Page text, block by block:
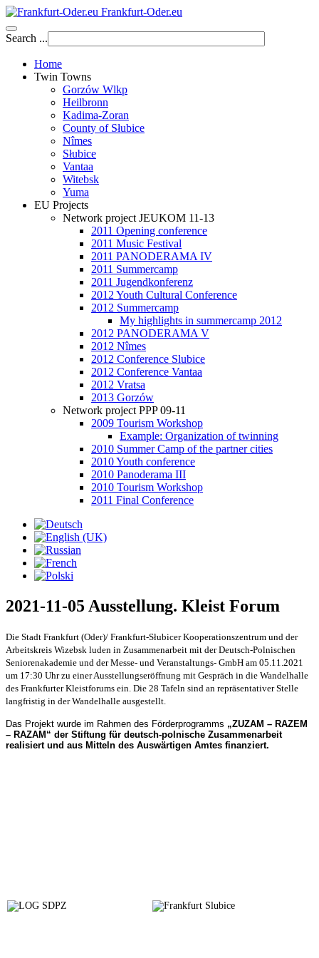
Frankfurt-Oder.eu
Search ...
Home
Twin Towns
Gorzów Wlkp
Heilbronn
Kadima-Zoran
County of Słubice
Nîmes
Słubice
Vantaa
Witebsk
Yuma
EU Projects
Network project JEUKOM 11-13
2011 Opening conference
2011 Music Festival
2011 PANODERAMA IV
2011 Summercamp
2011 Jugendkonferenz
2012 Youth Cultural Conference
2012 Summercamp
My highlights in summercamp 2012
2012 PANODERAMA V
2012 Nîmes
2012 Conference Slubice
2012 Conference Vantaa
2012 Vratsa
2013 Gorzów
Network project PPP 09-11
2009 Tourism Workshop
Example: Organization of twinning
2010 Summer Camp of the partner cities
2010 Youth conference
2010 Panoderama III
2010 Tourism Workshop
2011 Final Conference
2021-11-05 Ausstellung. Kleist Forum
Die Stadt Frankfurt (Oder)/ Frankfurt-Słubicer Kooperationszentrum und der
Arbeitskreis Wizebsk luden in Zusammenarbeit mit der Deutsch-Polnischen
Seniorenakademie und der Messe- und Veranstaltungs- GmbH am 05.11.2021
um 17:30 Uhr zu einer Ausstellungseröffnung mit Gespräch in die Wandelhalle
des Frankfurter Kleistforums ein. Die 28 Tafeln sind an repräsentativer Stelle
langfristig in der Wandelhalle ausgestellt.
Das Projekt wurde im Rahmen des Förderprogramms „ZUZAM – RAZEM
– RAZAM“ der Stiftung für deutsch-polnische Zusammenarbeit
realisiert und aus Mitteln des Auswärtigen Amtes finanziert.